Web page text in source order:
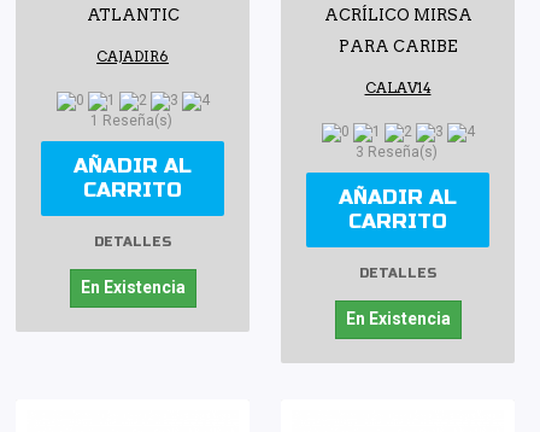
ATLANTIC
CAJADIR6
1 Reseña(s)
AÑADIR AL
CARRITO
DETALLES
En Existencia
ACRÍLICO MIRSA
PARA CARIBE
CALAV14
3 Reseña(s)
AÑADIR AL
CARRITO
DETALLES
En Existencia